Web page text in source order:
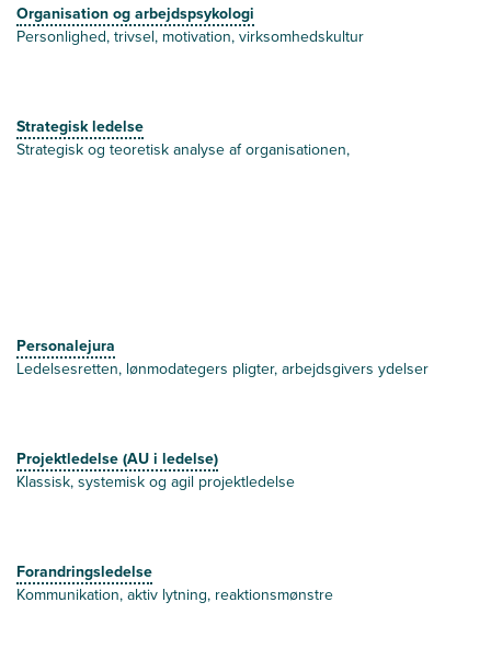
Organisation og arbejdspsykologi
Personlighed, trivsel, motivation, virksomhedskultur
Strategisk ledelse
Strategisk og teoretisk analyse af organisationen,
Personalejura
Ledelsesretten, lønmodategers pligter, arbejdsgivers ydelser
Projektledelse (AU i ledelse)
Klassisk, systemisk og agil projektledelse
Forandringsledelse
Kommunikation, aktiv lytning, reaktionsmønstre